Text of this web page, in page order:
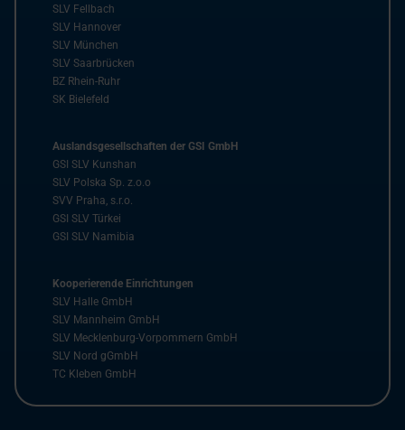
SLV Fellbach
SLV Hannover
SLV München
SLV Saarbrücken
BZ Rhein-Ruhr
SK Bielefeld
Auslandsgesellschaften der GSI GmbH
GSI SLV Kunshan
SLV Polska Sp. z.o.o
SVV Praha, s.r.o.
GSI SLV Türkei
GSI SLV Namibia
Kooperierende Einrichtungen
SLV Halle GmbH
SLV Mannheim GmbH
SLV Mecklenburg-Vorpommern GmbH
SLV Nord gGmbH
TC Kleben GmbH